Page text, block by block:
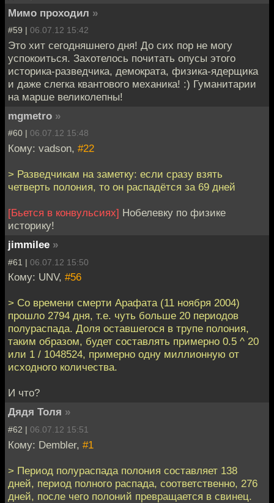
Мимо проходил »
#59 | 06.07.12 15:42
Это хит сегодняшнего дня! До сих пор не могу
успокоиться. Захотелось почитать опусы этого
историка-разведчика, демократа, физика-ядерщика
и даже слегка квантового механика! :) Гуманитарии
на марше великолепны!
mgmetro »
#60 | 06.07.12 15:48
Кому: vadson, #22
> Разведчикам на заметку: если сразу взять
четверть полония, то он распадётся за 69 дней
[Бьется в конвульсиях] Нобелевку по физике
историку!
jimmilee »
#61 | 06.07.12 15:50
Кому: UNV, #56
> Со времени смерти Арафата (11 ноября 2004)
прошло 2794 дня, т.е. чуть больше 20 периодов
полураспада. Доля оставшегося в трупе полония,
таким образом, будет составлять примерно 0.5 ^ 20
или 1 / 1048524, примерно одну миллионную от
исходного количества.
И что?
Дядя Толя »
#62 | 06.07.12 15:51
Кому: Dembler, #1
> Период полураспада полония составляет 138
дней, период полного распада, соответственно, 276
дней, после чего полоний превращается в свинец.